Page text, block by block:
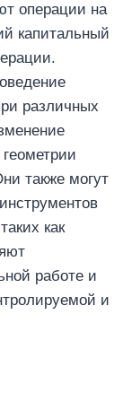
операции на
капитальный
различных
также могут
как
работе и
и